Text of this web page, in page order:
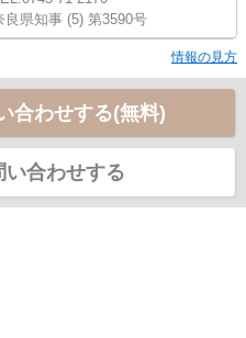
良県知事 (5) 第3590号
情報の見方
合わせする(無料)
い合わせする